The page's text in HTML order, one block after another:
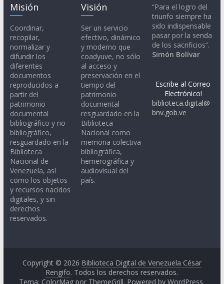
Misión
Coordinar,
recopilar,
normalizar y
difundir los
diferentes
documentos
reproducidos a
partir del
patrimonio
documental
bibliográfico y no
bibliográfico,
resguardado en la
Biblioteca
Nacional de
Venezuela, así
como los objetos
y recursos nacidos
digitales, y sin
derechos
reservados.
Visión
Ser un servicio
efectivo, dinámico
y moderno que
coadyuve, no sólo
al acceso y
preservación en el
tiempo del
patrimonio
documental
resguardado en la
Biblioteca
Nacional como
memoria colectiva
bibliográfica,
hemerográfica y
audiovisual del
país.
“Para el logro del
triunfo siempre ha
sido indispensable
pasar por la senda
de los sacrificios”.
Simón Bolívar
Escribe al Correo
Electrónico!
biblioteca.digital@
bnv.gob.ve
Copyright © 2026 Biblioteca Digital de Venezuela César
Rengifo. Todos los derechos reservados.
Tema: ColorMag por ThemeGrill. Powered byWordPress.